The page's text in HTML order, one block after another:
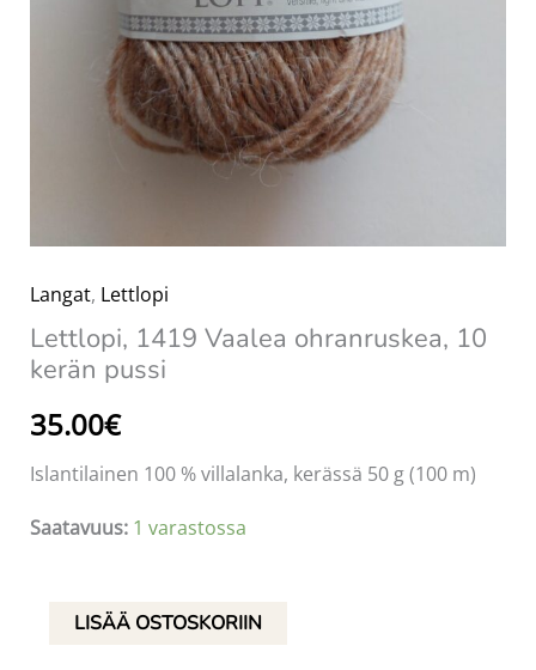
Langat, Lettlopi
Lettlopi, 1419 Vaalea ohranruskea, 10
kerän pussi
35.00€
Islantilainen 100 % villalanka, kerässä 50 g (100 m)
Saatavuus: 1 varastossa
Lettlopi,LISÄÄ OSTOSKORIIN